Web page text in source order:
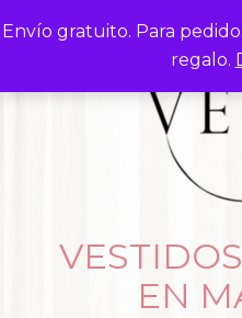
Envío gratuito. Para
regalo.
to
EN